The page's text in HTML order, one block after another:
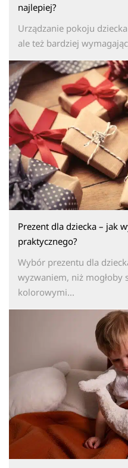
najlepiej?
Urządzanie pokoju
ale też bardziej
Prezent dla dziecka – jak
praktycznego?
Wybór prezentu dla
wyzwaniem, niż mogłoby
kolorowymi...